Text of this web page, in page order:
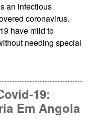
an infectious
coronavirus.
have mild to
needing special
19:
Em Angola